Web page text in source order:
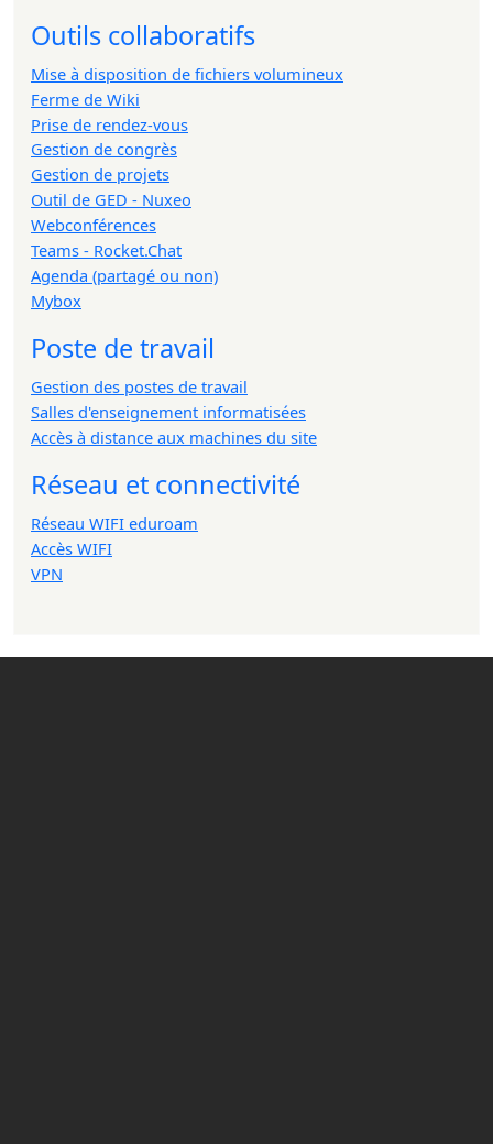
Outils collaboratifs
Mise à disposition de fichiers volumineux
Ferme de Wiki
Prise de rendez-vous
Gestion de congrès
Gestion de projets
Outil de GED - Nuxeo
Webconférences
Teams - Rocket.Chat
Agenda (partagé ou non)
Mybox
Poste de travail
Gestion des postes de travail
Salles d'enseignement informatisées
Accès à distance aux machines du site
Réseau et connectivité
Réseau WIFI eduroam
Accès WIFI
VPN